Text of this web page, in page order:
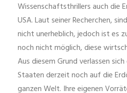
Wissenschaftsthrillers auch die
USA. Laut seiner Recherchen,
nicht unerheblich, jedoch ist es
noch nicht möglich, diese
Aus diesem Grund verlassen
Staaten derzeit noch auf die
ganzen Welt. Ihre eigenen